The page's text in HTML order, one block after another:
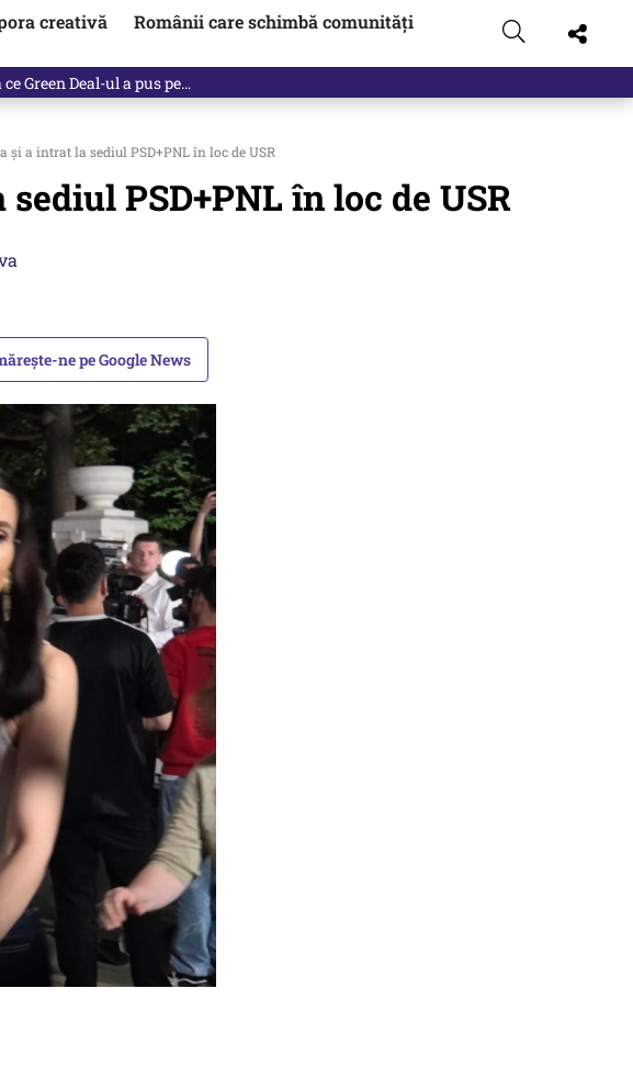
creativă
Românii care schimbă comunități
a intrat la sediul PSD+PNL în loc de USR
PSD+PNL în loc de USR
ne pe Google News